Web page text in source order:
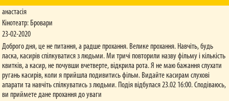
розкладі.
Як можна повернути онлайн-квиток?
Квитки повертаються через спеціальний сервіс (див. розділ "Правила"). Звертаємо
вашу увагу, що повернути онлайн-квиток можливо не пізніше аніж за 2 години до
початку сеансу.
Не надійшли онлайн-квитки на пошту, що робити?
Якщо після завершення оплати онлайн-замовлення квитки не надійшли на вашу пошту
протягом 10-15 хвилин, зверніться, будь ласка, до техпідтримки кінотеатру, де ви
оформлювали онлайн-замовлення. Контактний номер вказано у схемах залів та у
анастасія
Кінотеатр: Бровари
23-02-2020
Доброго дня, це не питання, а радше прохання. Велике прохання. Навчіть, будь
ласка, касирів спілкуватися з людьми. Ми тричі повторили назву фільму і кількість
квитків, а касир, не почувши вчетверте, відкрила рота. Я не маю бажання слухати
ругань касирів, коли я прийшла подивитись фільм. Видайте касирам слухові
апарати та навчіть спілкуватись з людьми. Подія відбулася 23.02 16:00. Сподіваюсь,
ви приймете дане прохання до уваги